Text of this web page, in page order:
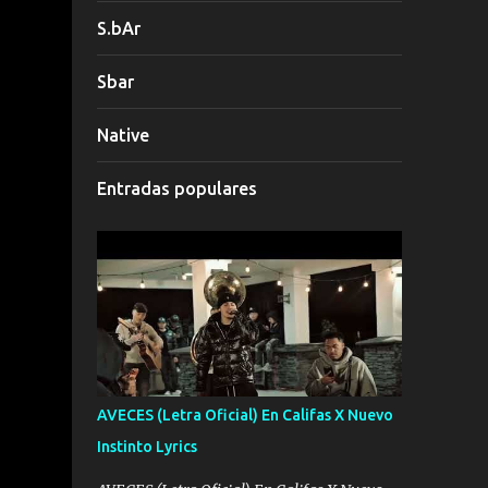
S.bAr
Sbar
Native
Entradas populares
AVECES (Letra Oficial) En Califas X Nuevo
Instinto Lyrics